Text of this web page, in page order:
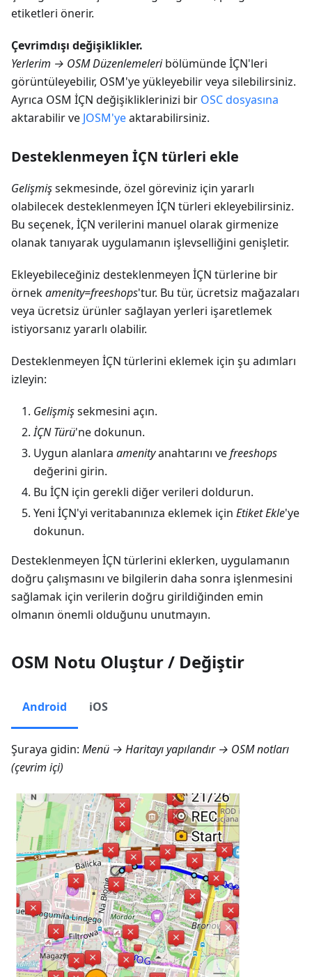
etiketleri önerir.
Çevrimdışı değişiklikler.
Yerlerim → OSM Düzenlemeleribölümünde İÇN'leri
görüntüleyebilir, OSM'ye yükleyebilir veya silebilirsiniz.
Ayrıca OSM İÇN değişikliklerinizi bir OSC dosyasına
aktarabilir ve JOSM'yeaktarabilirsiniz.
Desteklenmeyen İÇN türleri ekle
Gelişmişsekmesinde, özel göreviniz için yararlı
olabilecek desteklenmeyen İÇN türleri ekleyebilirsiniz.
Bu seçenek, İÇN verilerini manuel olarak girmenize
olanak tanıyarak uygulamanın işlevselliğini genişletir.
Ekleyebileceğiniz desteklenmeyen İÇN türlerine bir
örnekamenity=freeshops'tur. Bu tür, ücretsiz mağazaları
veya ücretsiz ürünler sağlayan yerleri işaretlemek
istiyorsanız yararlı olabilir.
Desteklenmeyen İÇN türlerini eklemek için şu adımları
izleyin:
Gelişmişsekmesini açın.
İÇN Türü'ne dokunun.
Uygun alanlara amenityanahtarını vefreeshops
değerini girin.
Bu İÇN için gerekli diğer verileri doldurun.
Yeni İÇN'yi veritabanınıza eklemek için Etiket Ekle'ye
dokunun.
Desteklenmeyen İÇN türlerini eklerken, uygulamanın
doğru çalışmasını ve bilgilerin daha sonra işlenmesini
sağlamak için verilerin doğru girildiğinden emin
olmanın önemli olduğunu unutmayın.
OSM Notu Oluştur / Değiştir
Android iOS
Şuraya gidin: Menü → Haritayı yapılandır → OSM notları
(çevrim içi)